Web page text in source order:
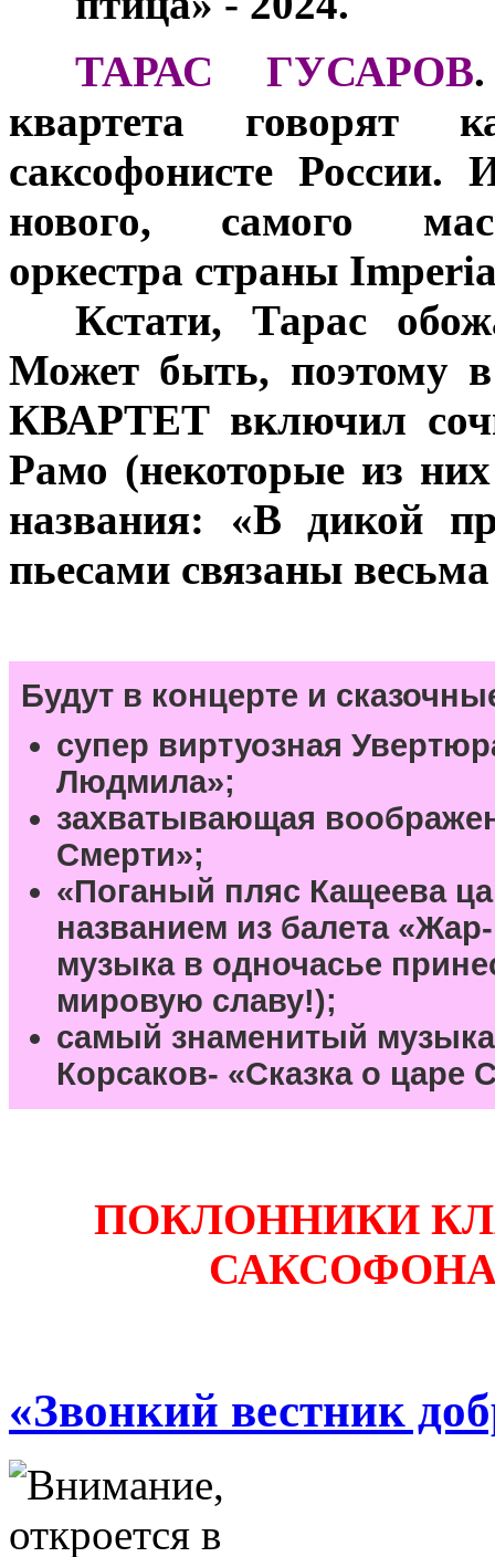
ТАРАС ГУСАРОВ
квартета говорят
саксофонисте России.
нового, самого
оркестра страны
Кстати, Тарас
Может быть, поэтому в
КВАРТЕТ включил
Рамо (некоторые из
названия: «В дикой
пьесами связаны
Будут в концерте и
супер виртуозная
Людмила»;
захватывающая
Смерти»;
«Поганый пляс Кащеева
названием из балета
музыка в одночасье
мировую славу!);
самый знаменитый
Корсаков- «Сказка о царе
ПОКЛОННИКИ
«Звонкий вестник